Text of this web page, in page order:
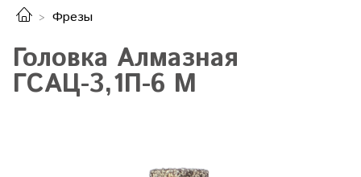
Фрезы
Головка Алмазная
ГСАЦ-3,1П-6 М